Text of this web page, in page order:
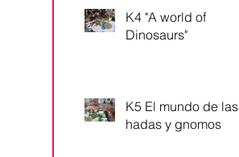
K4 "A world of
Dinosaurs"
K5 El mundo de las
hadas y gnomos